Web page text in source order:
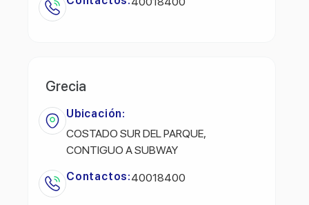
Grecia
Ubicación:
COSTADO SUR DEL PARQUE,
CONTIGUO A SUBWAY
Contactos:40018400